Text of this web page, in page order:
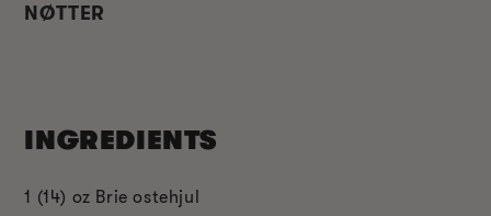
NØTTER
INGREDIENTS
1 (14) oz Brie ostehjul